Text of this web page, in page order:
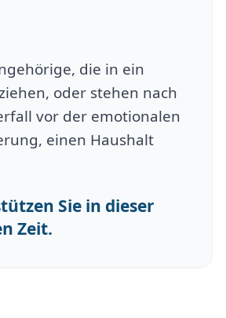
die in ein
oder stehen nach
vor der emotionalen
einen Haushalt
Sie in dieser
Zeit.